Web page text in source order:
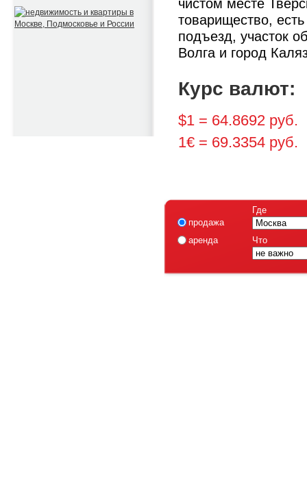
чистом месте
товарищество,
подъезд, участок
Волга и город
Курс валют:
$1 = 64.8692 руб.
1€ = 69.3354 руб.
продажа
аренда
Где
Что